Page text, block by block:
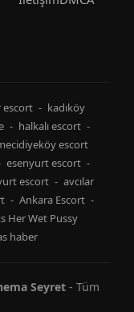
escort - kadıköy
- halkalı escort -
escort
esenyurt escort -
escort - avcılar
- Ankara Escort -
Her Wet Pussy
haber
Seyret- Tüm